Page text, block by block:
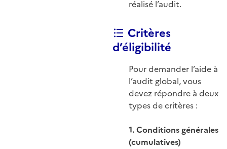
réalisé l’audit.
Critères
d’éligibilité
Pour demander l’aide à
l’audit global, vous
devez répondre à deux
types de critères :
1. Conditions générales
(cumulatives)